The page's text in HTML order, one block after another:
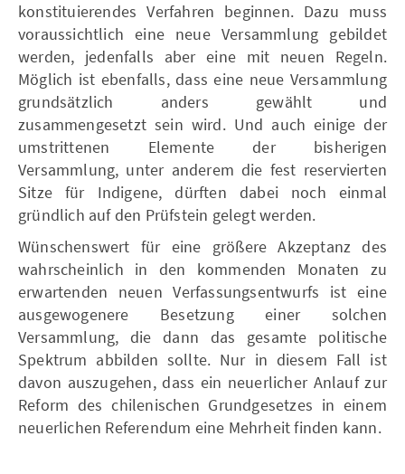
konstituierendes Verfahren beginnen. Dazu muss
voraussichtlich eine neue Versammlung gebildet
werden, jedenfalls aber eine mit neuen Regeln.
Möglich ist ebenfalls, dass eine neue Versammlung
grundsätzlich anders gewählt und
zusammengesetzt sein wird. Und auch einige der
umstrittenen Elemente der bisherigen
Versammlung, unter anderem die fest reservierten
Sitze für Indigene, dürften dabei noch einmal
gründlich auf den Prüfstein gelegt werden.
Wünschenswert für eine größere Akzeptanz des
wahrscheinlich in den kommenden Monaten zu
erwartenden neuen Verfassungsentwurfs ist eine
ausgewogenere Besetzung einer solchen
Versammlung, die dann das gesamte politische
Spektrum abbilden sollte. Nur in diesem Fall ist
davon auszugehen, dass ein neuerlicher Anlauf zur
Reform des chilenischen Grundgesetzes in einem
neuerlichen Referendum eine Mehrheit finden kann.